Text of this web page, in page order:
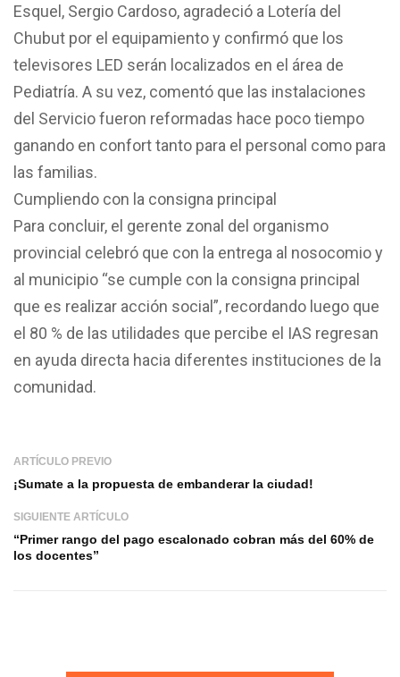
Esquel, Sergio Cardoso, agradeció a Lotería del
Chubut por el equipamiento y confirmó que los
televisores LED serán localizados en el área de
Pediatría. A su vez, comentó que las instalaciones
del Servicio fueron reformadas hace poco tiempo
ganando en confort tanto para el personal como para
las familias.
Cumpliendo con la consigna principal
Para concluir, el gerente zonal del organismo
provincial celebró que con la entrega al nosocomio y
al municipio “se cumple con la consigna principal
que es realizar acción social”, recordando luego que
el 80 % de las utilidades que percibe el IAS regresan
en ayuda directa hacia diferentes instituciones de la
comunidad.
ARTÍCULO PREVIO
¡Sumate a la propuesta de embanderar la ciudad!
SIGUIENTE ARTÍCULO
“Primer rango del pago escalonado cobran más del 60% de
los docentes”